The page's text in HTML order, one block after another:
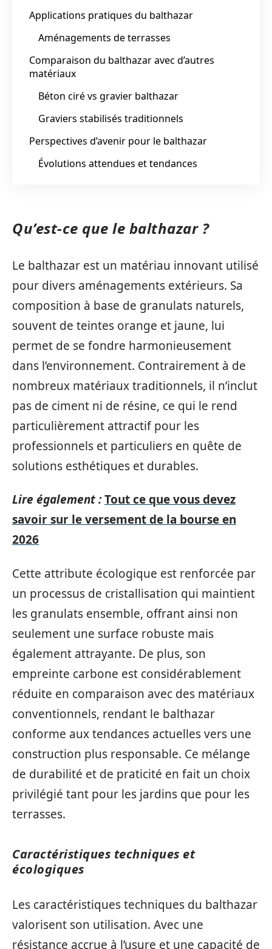
Applications pratiques du balthazar
Aménagements de terrasses
Comparaison du balthazar avec d’autres
matériaux
Béton ciré vs gravier balthazar
Graviers stabilisés traditionnels
Perspectives d’avenir pour le balthazar
Évolutions attendues et tendances
Qu’est-ce que le balthazar ?
Le balthazar est un matériau innovant utilisé
pour divers aménagements extérieurs. Sa
composition à base de granulats naturels,
souvent de teintes orange et jaune, lui
permet de se fondre harmonieusement
dans l’environnement. Contrairement à de
nombreux matériaux traditionnels, il n’inclut
pas de ciment ni de résine, ce qui le rend
particulièrement attractif pour les
professionnels et particuliers en quête de
solutions esthétiques et durables.
Lire également :Tout ce que vous devez
savoir sur le versement de la bourse en
2026
Cette attribute écologique est renforcée par
un processus de cristallisation qui maintient
les granulats ensemble, offrant ainsi non
seulement une surface robuste mais
également attrayante. De plus, son
empreinte carbone est considérablement
réduite en comparaison avec des matériaux
conventionnels, rendant le balthazar
conforme aux tendances actuelles vers une
construction plus responsable. Ce mélange
de durabilité et de praticité en fait un choix
privilégié tant pour les jardins que pour les
terrasses.
Caractéristiques techniques et
écologiques
Les caractéristiques techniques du balthazar
valorisent son utilisation. Avec une
résistance accrue à l’usure et une capacité de